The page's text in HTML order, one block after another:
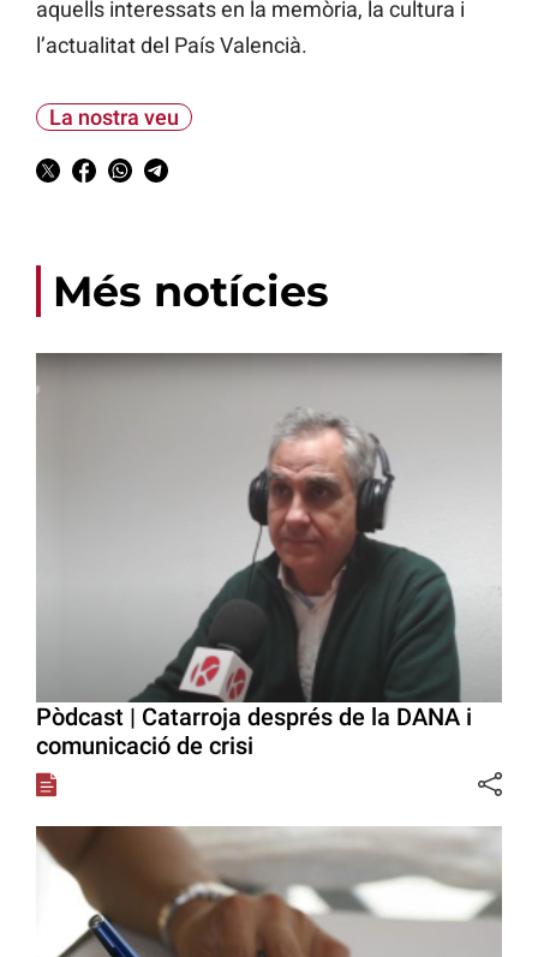
aquells interessats en la memòria, la cultura i
l’actualitat del País Valencià.
La nostra veu
Més notícies
Pòdcast | Catarroja després de la DANA i
comunicació de crisi